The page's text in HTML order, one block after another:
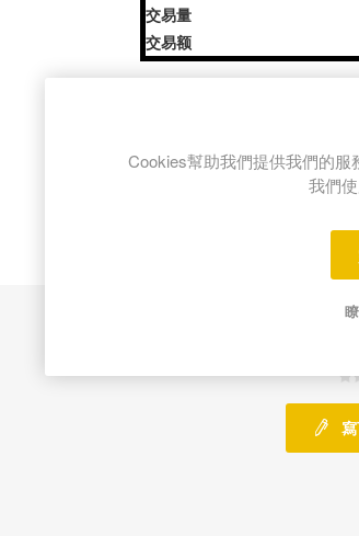
交易量
交易额
Cookies幫助我們提供我們的
我們使